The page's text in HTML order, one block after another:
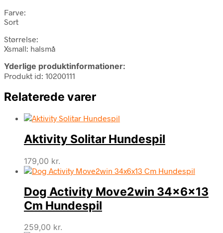
Farve:
Sort
Størrelse:
Xsmall: halsmå
Yderlige produktinformationer:
Produkt id: 10200111
Relaterede varer
Aktivity Solitar Hundespil
179,00 kr.
Dog Activity Move2win 34x6x13
Cm Hundespil
259,00 kr.